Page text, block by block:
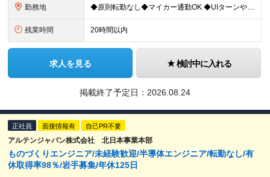
勤務地 ◆原則転勤なし◆マイカー通勤OK ◆UIターンや移住転職歓迎。Web面接実施中 ＜茨城工場＞ 茨城県稲敷郡阿見町吉原3586 ┗クリーンで働きやすいのが魅力です。 ★豊かな自然と便利な生活環境が調
残業時間 20時間以内
求人を見る 検討中に入れる
掲載終了予定日： 2026.08.24
正社員 面接情報有 自己PR不要
アルテンジャパン株式会社 北日本事業本部
ものづくりエンジニア/未経験歓迎/半導体エンジニア/転勤なし/有
休取得率98％/岩手募集/年休125日